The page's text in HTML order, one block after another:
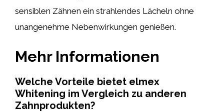
sensiblen Zähnen ein strahlendes Lächeln ohne
unangenehme Nebenwirkungen genießen.
Mehr Informationen
Welche Vorteile bietet elmex
Whitening im Vergleich zu anderen
Zahnprodukten?